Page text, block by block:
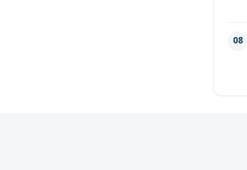
08